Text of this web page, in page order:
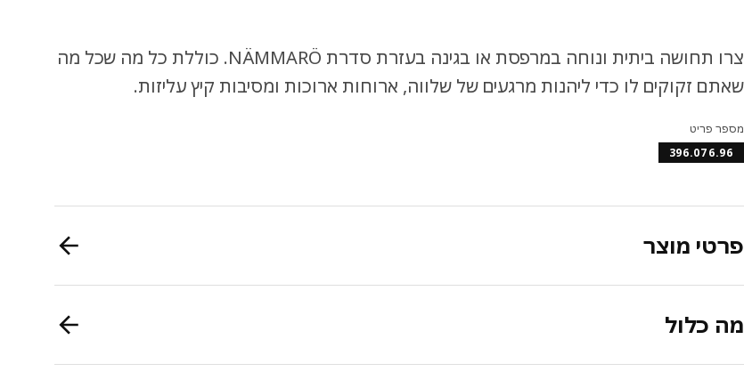
צרו תחושה ביתית ונוחה במרפסת או בגינה בעזרת סדרת NÄMMARÖ. כוללת כל מה שכל מה
שאתם זקוקים לו כדי ליהנות מרגעים של שלווה, ארוחות ארוכות ומסיבות קיץ עליזות.
מספר פריט
396.076.96
פרטי מוצר
מה כלול